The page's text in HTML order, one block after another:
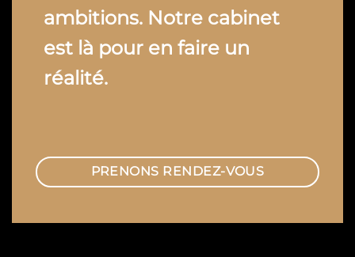
ambitions. Notre cabinet
est là pour en faire un
réalité.
PRENONS RENDEZ-VOUS